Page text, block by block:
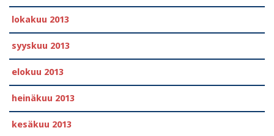
lokakuu 2013
syyskuu 2013
elokuu 2013
heinäkuu 2013
kesäkuu 2013